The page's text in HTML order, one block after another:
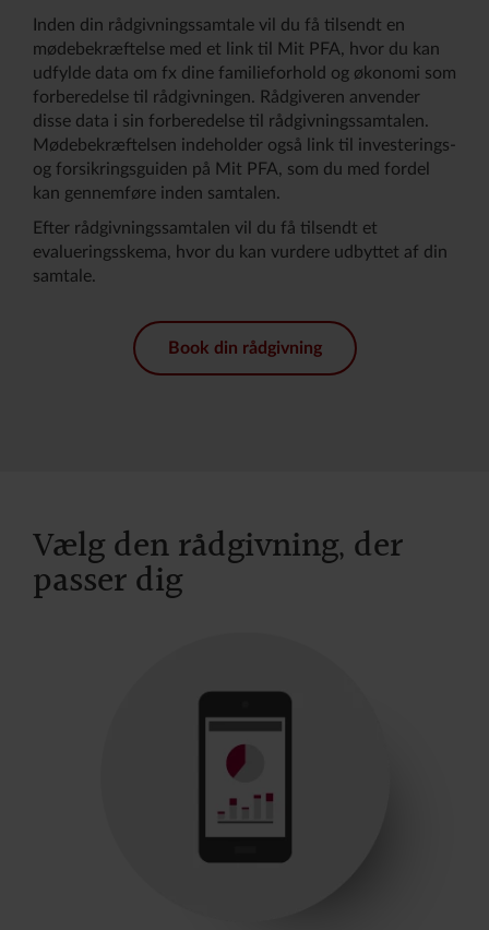
Inden din rådgivningssamtale vil du få tilsendt en
mødebekræftelse med et link til Mit PFA, hvor du kan
udfylde data om fx dine familieforhold og økonomi som
forberedelse til rådgivningen. Rådgiveren anvender
disse data i sin forberedelse til rådgivningssamtalen.
Mødebekræftelsen indeholder også link til investerings-
og forsikringsguiden på Mit PFA, som du med fordel
kan gennemføre inden samtalen.
Efter rådgivningssamtalen vil du få tilsendt et
evalueringsskema, hvor du kan vurdere udbyttet af din
samtale.
Book din rådgivning
Vælg den rådgivning, der
passer dig